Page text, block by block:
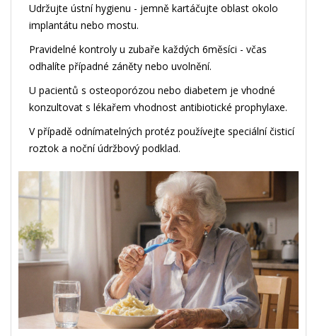
Udržujte ústní hygienu - jemně kartáčujte oblast okolo
implantátu nebo mostu.
Pravidelné kontroly u zubaře každých 6měsíci - včas
odhalíte případné záněty nebo uvolnění.
U pacientů s osteoporózou nebo diabetem je vhodné
konzultovat s lékařem vhodnost antibiotické prophylaxe.
V případě odnímatelných protéz používejte speciální čisticí
roztok a noční údržbový podklad.